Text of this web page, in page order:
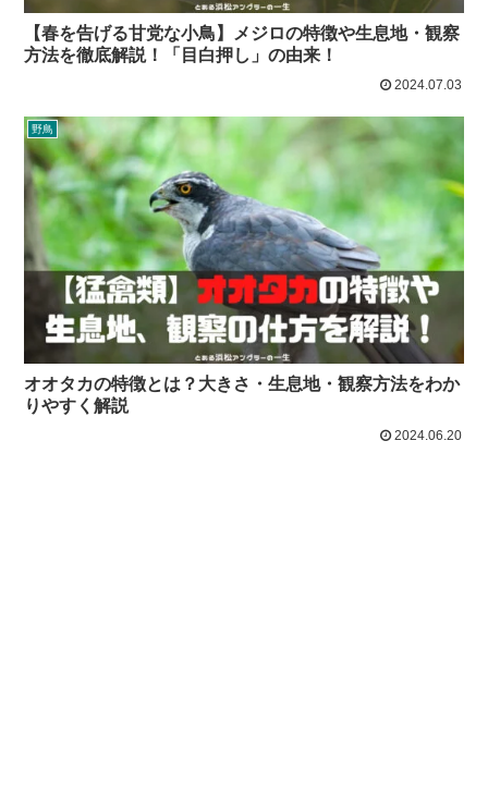
【春を告げる甘党な小鳥】メジロの特徴や生息地・観察
方法を徹底解説！「目白押し」の由来！
2024.07.03
野鳥
オオタカの特徴とは？大きさ・生息地・観察方法をわか
りやすく解説
2024.06.20